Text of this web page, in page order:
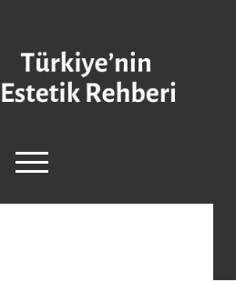
menüyü
aç
facebookinstagram